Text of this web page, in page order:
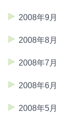
2008年9月
2008年8月
2008年7月
2008年6月
2008年5月